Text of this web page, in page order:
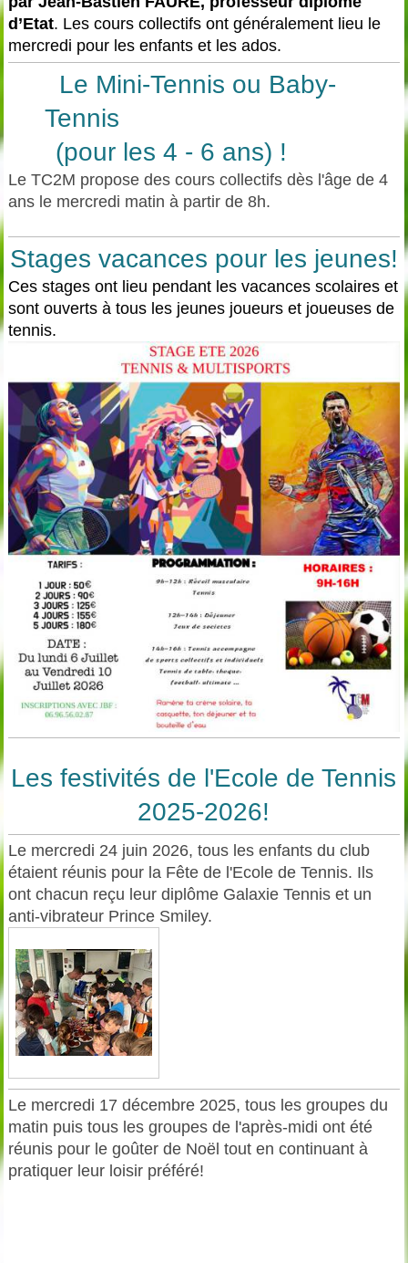
d’Etat. Les cours collectifs ont généralement lieu le
mercredi pour les enfants et les ados.
Le Mini-Tennis ou Baby-
Tennis
(pour les 4 - 6 ans) !
Le TC2M propose des cours collectifs dès l'âge de 4
ans le mercredi matin à partir de 8h.
Stages vacances pour les jeunes!
Ces stages ont lieu pendant les vacances scolaires et
sont ouverts à tous les jeunes joueurs et joueuses de
tennis.
Les festivités de l'Ecole de Tennis
2025-2026!
Le mercredi 24 juin 2026, tous les enfants du club
étaient réunis pour la Fête de l'Ecole de Tennis. Ils
ont chacun reçu leur diplôme Galaxie Tennis et un
anti-vibrateur Prince Smiley.
Le mercredi 17 décembre 2025, tous les groupes du
matin puis tous les groupes de l'après-midi ont été
réunis pour le goûter de Noël tout en continuant à
pratiquer leur loisir préféré!